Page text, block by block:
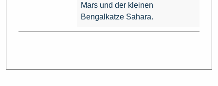
Mars und der kleinen
Bengalkatze Sahara.